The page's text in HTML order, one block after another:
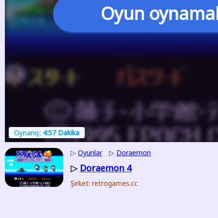
Oyun
Oynanış: 4:57 Dakika
▷ Oyunlar ▷ Doraemon
▷ Doraemon 4
Şirket: retrogames.cc